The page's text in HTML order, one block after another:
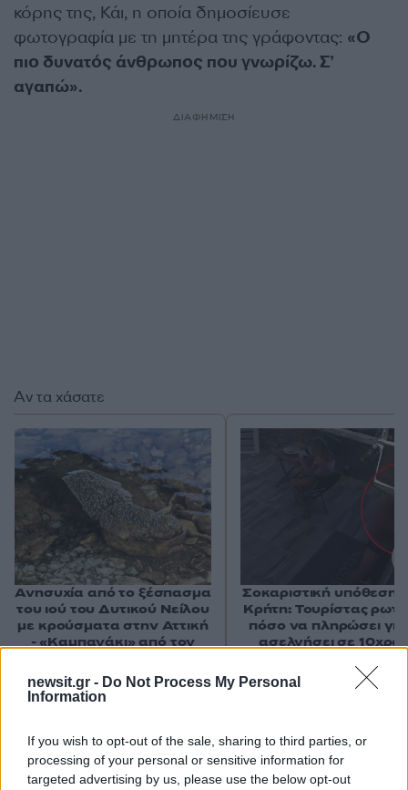
newsit.gr - Do Not Process My Personal
Information
If you wish to opt-out of the sale, sharing to third parties, or
processing of your personal or sensitive information for
targeted advertising by us, please use the below opt-out
κόρης της, Κάι, η οποία δημοσίευσε
φωτογραφία με τη μητέρα της γράφοντας: «Ο
πιο δυνατός άνθρωπος που γνωρίζω. Σ’
αγαπώ».
ΔΙΑΦΗΜΙΣΗ
Σχόλια
Αν τα χάσατε
Ανησυχία από το ξέσπασμα
του ιού του Δυτικού Νείλου
με κρούσματα στην Αττική
- «Καμπανάκι» από τον
για την προστασία της
δημόσιας υγείας
Σοκαριστική υπόθεση
Κρήτη: Τουρίστας
πόσο να πληρώσει
ασελγήσει σε
αμέριμνο σε αυλή
επιχείρησης